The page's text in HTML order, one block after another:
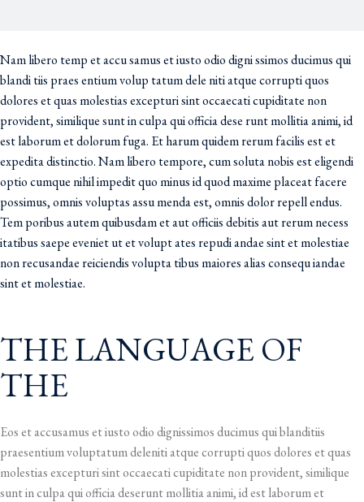
Nam libero temp et accu samus et iusto odio digni ssimos ducimus qui
blandi tiis praes entium volup tatum dele niti atque corrupti quos
dolores et quas molestias excepturi sint occaecati cupiditate non
provident, similique sunt in culpa qui officia dese runt mollitia animi, id
est laborum et dolorum fuga. Et harum quidem rerum facilis est et
expedita distinctio. Nam libero tempore, cum soluta nobis est eligendi
optio cumque nihil impedit quo minus id quod maxime placeat facere
possimus, omnis voluptas assu menda est, omnis dolor repell endus.
Tem poribus autem quibusdam et aut officiis debitis aut rerum necess
itatibus saepe eveniet ut et volupt ates repudi andae sint et molestiae
non recusandae reiciendis volupta tibus maiores alias consequ iandae
sint et molestiae.
THE LANGUAGE OF
THE
Eos et accusamus et iusto odio dignissimos ducimus qui blanditiis
praesentium voluptatum deleniti atque corrupti quos dolores et quas
molestias excepturi sint occaecati cupiditate non provident, similique
sunt in culpa qui officia deserunt mollitia animi, id est laborum et